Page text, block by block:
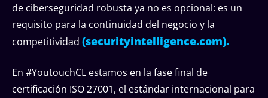
de ciberseguridad robusta ya no es opcional: es un
requisito para la continuidad del negocio y la
competitividad (securityintelligence.com).
En #YoutouchCL estamos en la fase final de
certificación ISO 27001, el estándar internacional para